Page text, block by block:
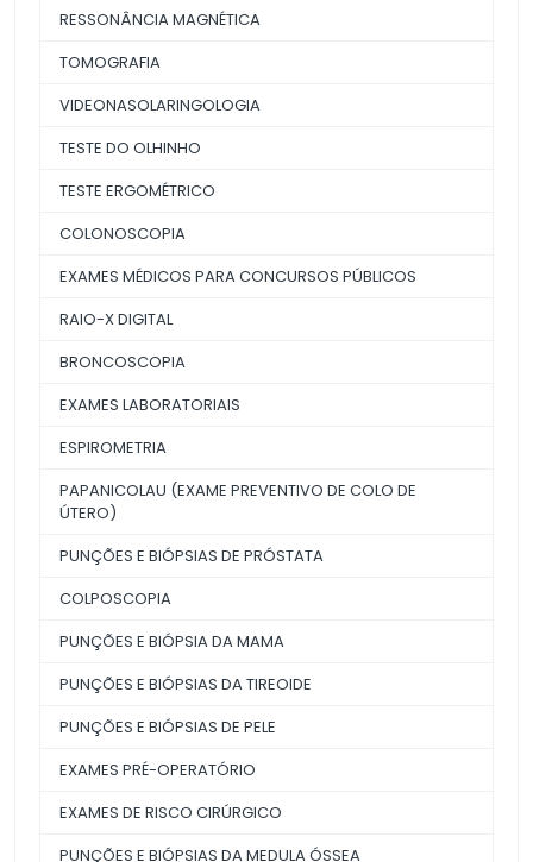
RESSONÂNCIA MAGNÉTICA
TOMOGRAFIA
VIDEONASOLARINGOLOGIA
TESTE DO OLHINHO
TESTE ERGOMÉTRICO
COLONOSCOPIA
EXAMES MÉDICOS PARA CONCURSOS PÚBLICOS
RAIO-X DIGITAL
BRONCOSCOPIA
EXAMES LABORATORIAIS
ESPIROMETRIA
PAPANICOLAU (EXAME PREVENTIVO DE COLO DE
ÚTERO)
PUNÇÕES E BIÓPSIAS DE PRÓSTATA
COLPOSCOPIA
PUNÇÕES E BIÓPSIA DA MAMA
PUNÇÕES E BIÓPSIAS DA TIREOIDE
PUNÇÕES E BIÓPSIAS DE PELE
EXAMES PRÉ-OPERATÓRIO
EXAMES DE RISCO CIRÚRGICO
PUNÇÕES E BIÓPSIAS DA MEDULA ÓSSEA